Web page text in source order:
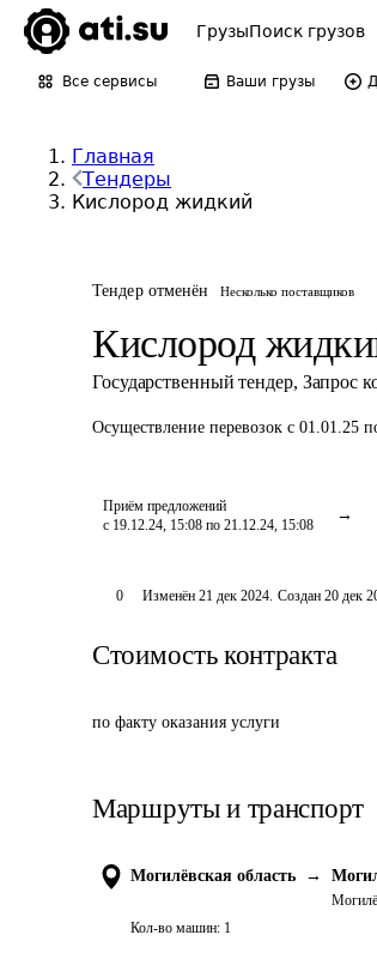
ГрузыПоиск грузов
Все сервисы Ваши грузы
Главная
Тендеры
Кислород жидкий
Тендер отменён Несколько поставщиков
Кислород
Государственный тендер, Запрос
Осуществление перевозок с 01.01.25
Приём предложений
с 19.12.24, 15:08 по 21.12.24, 15:08
0 Изменён 21 дек 2024. Создан 20 дек
Стоимость контракта
по факту оказания услуги
Маршруты и транспорт
Могилёвская область →
Кол-во машин: 1